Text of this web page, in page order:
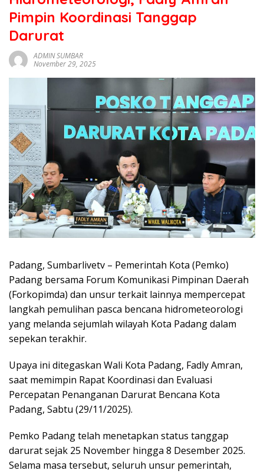
sumbar
tv
live
Pimpin Koordinasi Tanggap
Darurat
ADMIN SUMBAR
November 29, 2025
Padang, Sumbarlivetv – Pemerintah Kota (Pemko)
Padang bersama Forum Komunikasi Pimpinan Daerah
(Forkopimda) dan unsur terkait lainnya mempercepat
langkah pemulihan pasca bencana hidrometeorologi
yang melanda sejumlah wilayah Kota Padang dalam
sepekan terakhir.
Upaya ini ditegaskan Wali Kota Padang, Fadly Amran,
saat memimpin Rapat Koordinasi dan Evaluasi
Percepatan Penanganan Darurat Bencana Kota
Padang, Sabtu (29/11/2025).
Pemko Padang telah menetapkan status tanggap
darurat sejak 25 November hingga 8 Desember 2025.
Selama masa tersebut, seluruh unsur pemerintah,